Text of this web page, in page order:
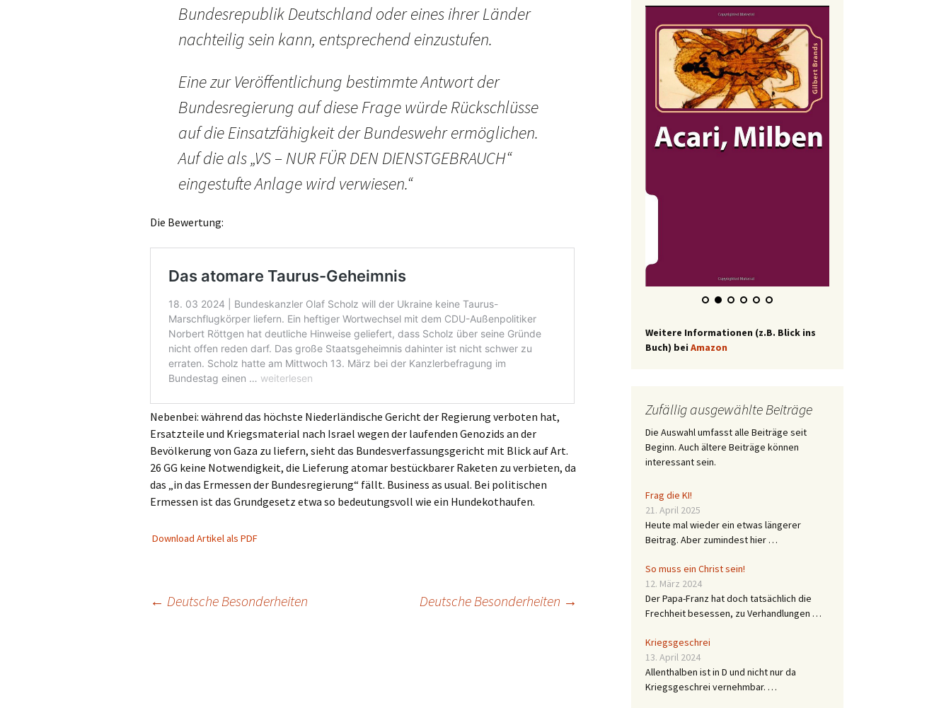
Bundesrepublik Deutschland oder eines ihrer Länder
nachteilig sein kann, entsprechend einzustufen.
Eine zur Veröffentlichung bestimmte Antwort der
Bundesregierung auf diese Frage würde Rückschlüsse
auf die Einsatzfähigkeit der Bundeswehr ermöglichen.
Auf die als „VS – NUR FÜR DEN DIENSTGEBRAUCH“
eingestufte Anlage wird verwiesen.“
Die Bewertung:
Nebenbei: während das höchste Niederländische Gericht der Regierung verboten hat,
Ersatzteile und Kriegsmaterial nach Israel wegen der laufenden Genozids an der
Bevölkerung von Gaza zu liefern, sieht das Bundesverfassungsgericht mit Blick auf Art.
26 GG keine Notwendigkeit, die Lieferung atomar bestückbarer Raketen zu verbieten, da
das „in das Ermessen der Bundesregierung“ fällt. Business as usual. Bei politischen
Ermessen ist das Grundgesetz etwa so bedeutungsvoll wie ein Hundekothaufen.
Download Artikel als PDF
Beitragsnavigation
← Deutsche Besonderheiten Deutsche Besonderheiten →
Weitere Informationen (z.B. Blick ins
Buch) bei Amazon
Zufällig ausgewählte Beiträge
Die Auswahl umfasst alle Beiträge seit
Beginn. Auch ältere Beiträge können
interessant sein.
Frag die KI!
21. April 2025
Heute mal wieder ein etwas längerer
Beitrag. Aber zumindest hier …
So muss ein Christ sein!
12. März 2024
Der Papa-Franz hat doch tatsächlich die
Frechheit besessen, zu Verhandlungen …
Kriegsgeschrei
13. April 2024
Allenthalben ist in D und nicht nur da
Kriegsgeschrei vernehmbar. …